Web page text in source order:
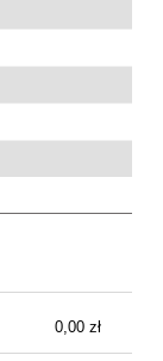
0,00 zł